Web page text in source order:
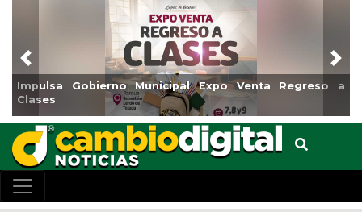
a
Reabrirá Coatzacoalcos la Alberca Semiolímpica
Centro
Previous